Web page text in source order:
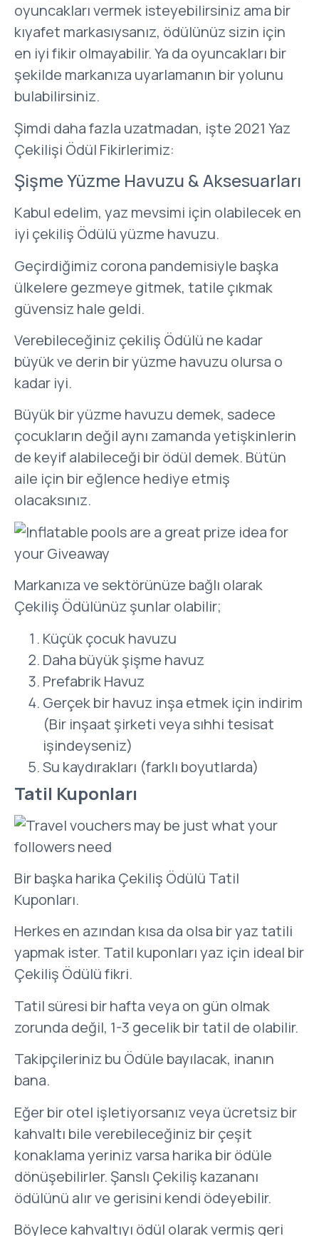
oyuncakları vermek isteyebilirsiniz ama bir
kıyafet markasıysanız, ödülünüz sizin için
en iyi fikir olmayabilir. Ya da oyuncakları bir
şekilde markanıza uyarlamanın bir yolunu
bulabilirsiniz.
Şimdi daha fazla uzatmadan, işte 2021 Yaz
Çekilişi Ödül Fikirlerimiz:
Şişme Yüzme Havuzu & Aksesuarları
Kabul edelim, yaz mevsimi için olabilecek en
iyi çekiliş Ödülü yüzme havuzu.
Geçirdiğimiz corona pandemisiyle başka
ülkelere gezmeye gitmek, tatile çıkmak
güvensiz hale geldi.
Verebileceğiniz çekiliş Ödülü ne kadar
büyük ve derin bir yüzme havuzu olursa o
kadar iyi.
Büyük bir yüzme havuzu demek, sadece
çocukların değil aynı zamanda yetişkinlerin
de keyif alabileceği bir ödül demek. Bütün
aile için bir eğlence hediye etmiş
olacaksınız.
Markanıza ve sektörünüze bağlı olarak
Çekiliş Ödülünüz şunlar olabilir;
Küçük çocuk havuzu
Daha büyük şişme havuz
Prefabrik Havuz
Gerçek bir havuz inşa etmek için indirim
(Bir inşaat şirketi veya sıhhi tesisat
işindeyseniz)
Su kaydırakları (farklı boyutlarda)
Tatil Kuponları
Bir başka harika Çekiliş Ödülü Tatil
Kuponları.
Herkes en azından kısa da olsa bir yaz tatili
yapmak ister. Tatil kuponları yaz için ideal bir
Çekiliş Ödülü fikri.
Tatil süresi bir hafta veya on gün olmak
zorunda değil, 1-3 gecelik bir tatil de olabilir.
Takipçileriniz bu Ödüle bayılacak, inanın
bana.
Eğer bir otel işletiyorsanız veya ücretsiz bir
kahvaltı bile verebileceğiniz bir çeşit
konaklama yeriniz varsa harika bir ödüle
dönüşebilirler. Şanslı Çekiliş kazananı
ödülünü alır ve gerisini kendi ödeyebilir.
Böylece kahvaltıyı ödül olarak vermiş geri